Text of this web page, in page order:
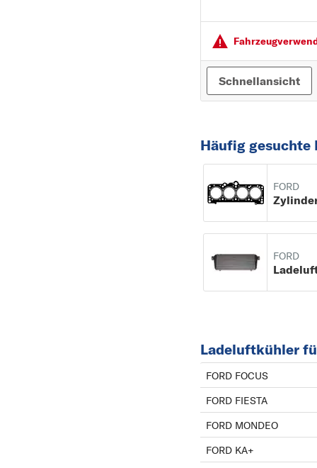
Schnellansicht
Häufig gesuchte
FORD
FORD
Ladeluftkühler
FORD FOCUS
FORD FIESTA
FORD MONDEO
FORD KA+